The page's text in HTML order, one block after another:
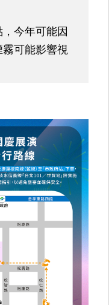
今年可能因
可能影響視